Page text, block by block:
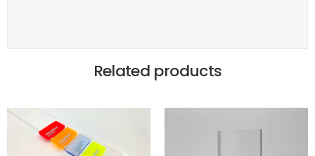
Related products